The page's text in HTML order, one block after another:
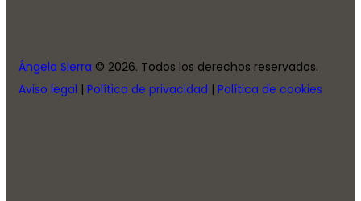
Ángela Sierra © 2026. Todos los derechos reservados.
Aviso legal | Política de privacidad | Política de cookies